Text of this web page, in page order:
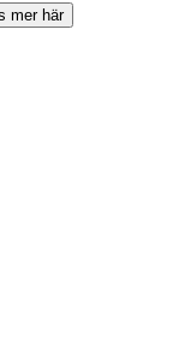
mer här